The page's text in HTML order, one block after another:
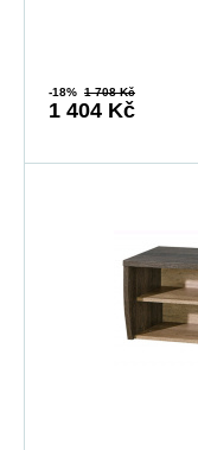
-18% 1 708 Kč
1 404 Kč